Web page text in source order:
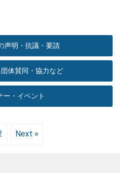
声明・抗議・要請
体賛同・協力など
ー・イベント
Next »